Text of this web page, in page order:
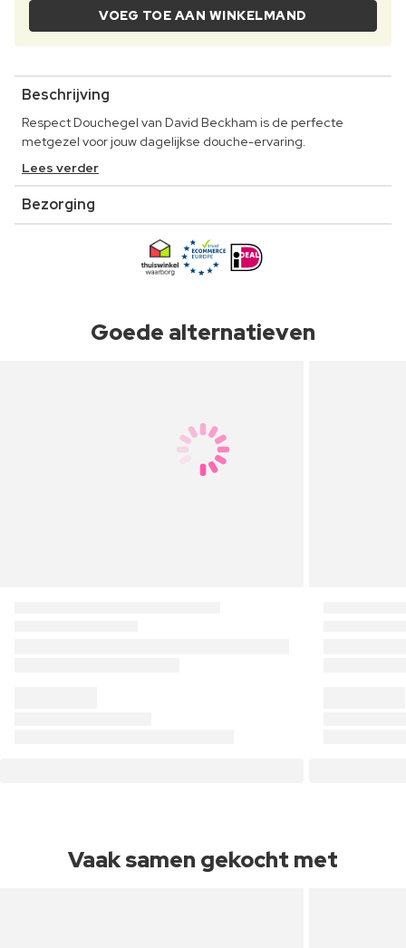
VOEG TOE AAN WINKELMAND
Beschrijving
Respect Douchegel van David Beckham is de perfecte
metgezel voor jouw dagelijkse douche-ervaring.
Lees verder
Bezorging
Goede alternatieven
Vaak samen gekocht met